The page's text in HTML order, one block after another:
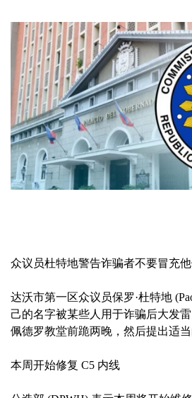
众议员杜特地警告诈骗者不要冒充他
达沃市第一区众议员保罗·杜特地
己的名字被某些人用于诈骗后大发
佩德罗教堂前跪两晚，然后提出适当
本周开始修复 C5 内线